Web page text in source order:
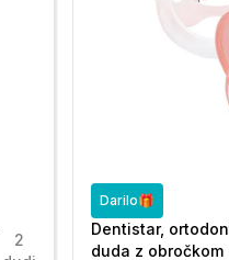
2
Darilo🎁
Dentistar,
duda z obročkom